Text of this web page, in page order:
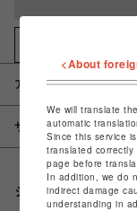
アイテム説明 / 素材
サイズ
シェアする
<About
We will translate
automatic
Since this service
translated
page before
In addition, we do
indirect damage
understanding in